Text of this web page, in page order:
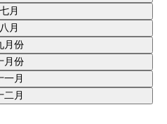
七月
八月
月份
月份
一月
二月